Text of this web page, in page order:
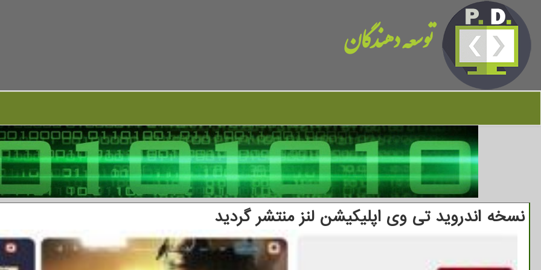
توسعه دهندگان
نسخه اندروید تی وی اپلیکیشن لنز منتشر گردید